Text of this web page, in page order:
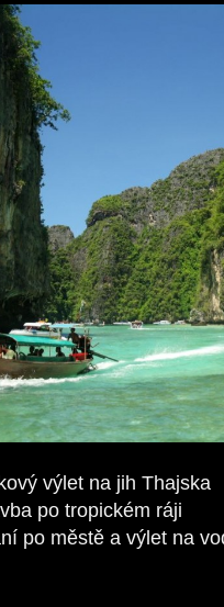
výlet na jih Thajska
po tropickém ráji
po městě a výlet na